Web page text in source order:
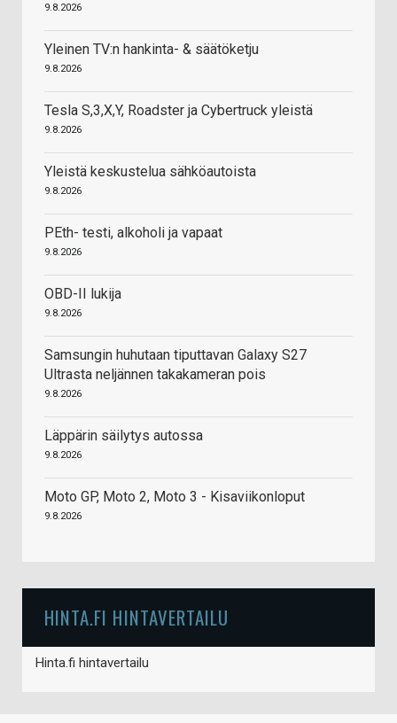
9.8.2026
Yleinen TV:n hankinta- & säätöketju
9.8.2026
Tesla S,3,X,Y, Roadster ja Cybertruck yleistä
9.8.2026
Yleistä keskustelua sähköautoista
9.8.2026
PEth- testi, alkoholi ja vapaat
9.8.2026
OBD-II lukija
9.8.2026
Samsungin huhutaan tiputtavan Galaxy S27
Ultrasta neljännen takakameran pois
9.8.2026
Läppärin säilytys autossa
9.8.2026
Moto GP, Moto 2, Moto 3 - Kisaviikonloput
9.8.2026
HINTA.FI HINTAVERTAILU
Hinta.fi hintavertailu